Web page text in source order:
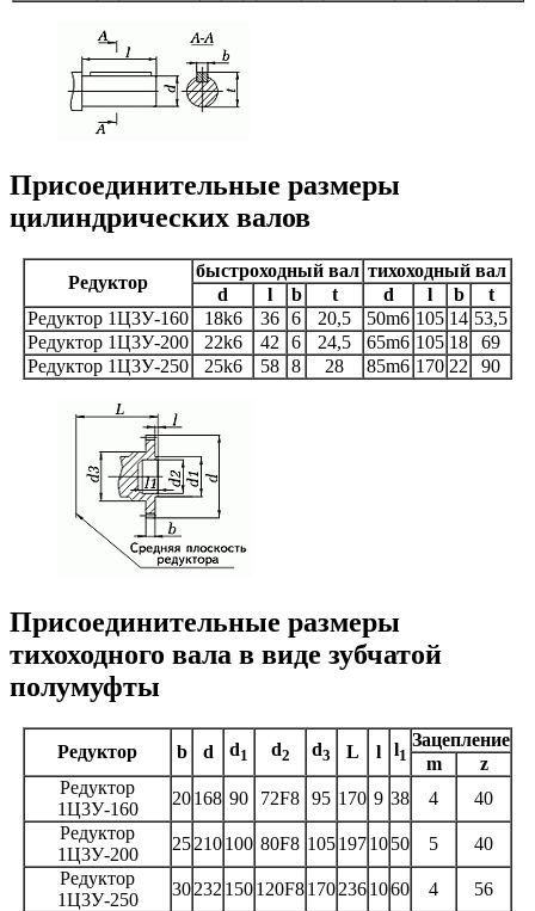
Присоединительные размеры
цилиндрических валов
Редуктор
быстроходный вал тихоходный вал
d
l b t d l b
t
Редуктор 1Ц3У-160
18k6 36 6 20,5 50m6 105 14 53,5
Редуктор 1Ц3У-200
22k6 42 6 24,5 65m6 105 18
69
Редуктор 1Ц3У-250
25k6 58 8 28 85m6 170 22 90
Присоединительные размеры
тихоходного вала в виде зубчатой
полумуфты
Редуктор b d d1 d2 d3 L l l1
Зацепление
m
z
Редуктор
1Ц3У-160
20168 90 72F8 95 170 9 38 4
40
Редуктор
1Ц3У-200
25210100 80F8 1051971050 5
40
Редуктор
1Ц3У-250
30232 150120F81702361060 4 56